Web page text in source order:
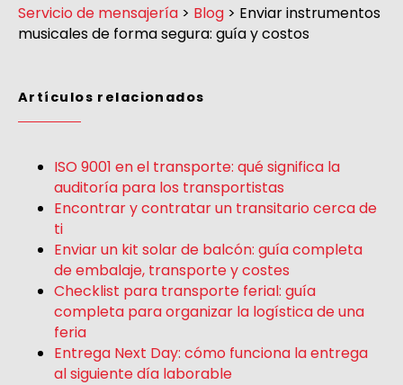
Servicio de mensajería > Blog > Enviar instrumentos
musicales de forma segura: guía y costos
Artículos relacionados
ISO 9001 en el transporte: qué significa la
auditoría para los transportistas
Encontrar y contratar un transitario cerca de
ti
Enviar un kit solar de balcón: guía completa
de embalaje, transporte y costes
Checklist para transporte ferial: guía
completa para organizar la logística de una
feria
Entrega Next Day: cómo funciona la entrega
al siguiente día laborable